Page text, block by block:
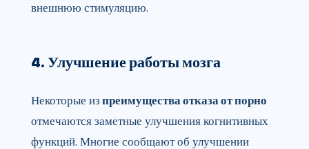
внешнюю стимуляцию.
4. Улучшение работы мозга
Некоторые из преимущества отказа от порно
отмечаются заметные улучшения когнитивных
функций. Многие сообщают об улучшении